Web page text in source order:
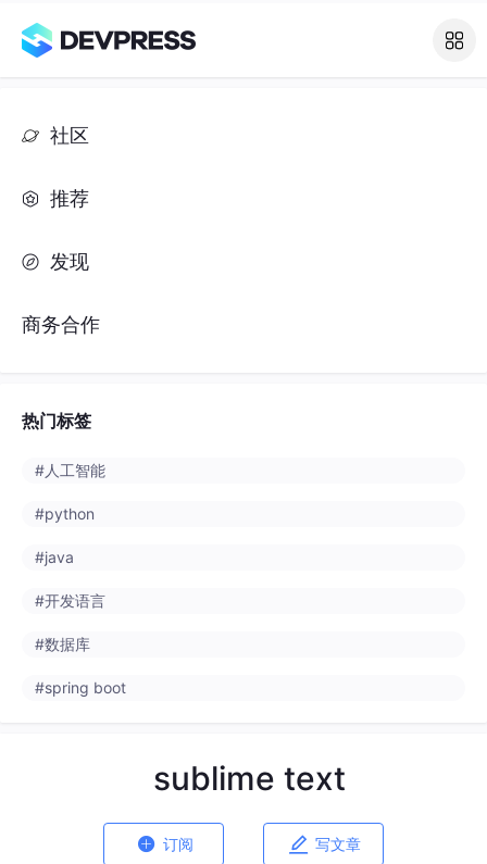
社区
推荐
发现
商务合作
热门标签
#人工智能
#python
#java
#开发语言
#数据库
#spring boot
sublime text
 订阅  写文章